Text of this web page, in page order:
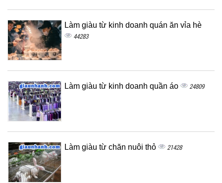
Làm giàu từ kinh doanh quán ăn vỉa hè
44283
Làm giàu từ kinh doanh quần áo 24809
Làm giàu từ chăn nuôi thỏ 21428